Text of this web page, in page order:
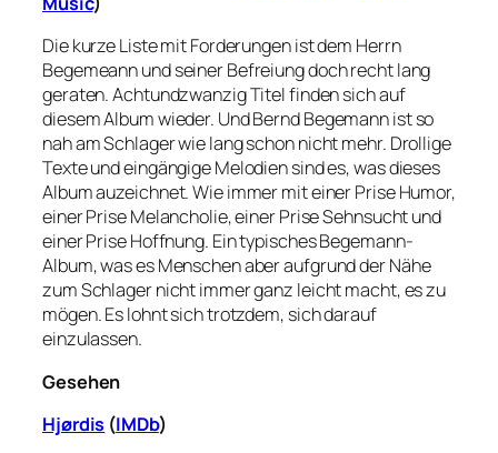
Die kurze Liste mit Forderungen ist dem Herrn
Begemeann und seiner Befreiung doch recht lang
geraten. Achtundzwanzig Titel finden sich auf
diesem Album wieder. Und Bernd Begemann ist so
nah am Schlager wie lang schon nicht mehr. Drollige
Texte und eingängige Melodien sind es, was dieses
Album auzeichnet. Wie immer mit einer Prise Humor,
einer Prise Melancholie, einer Prise Sehnsucht und
einer Prise Hoffnung. Ein typisches Begemann-
Album, was es Menschen aber aufgrund der Nähe
zum Schlager nicht immer ganz leicht macht, es zu
mögen. Es lohnt sich trotzdem, sich darauf
einzulassen.
Gesehen
Hjørdis (IMDb)